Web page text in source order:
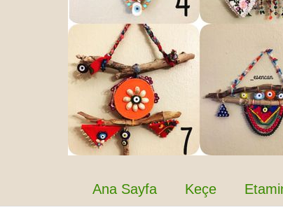
Ana Sayfa Keçe